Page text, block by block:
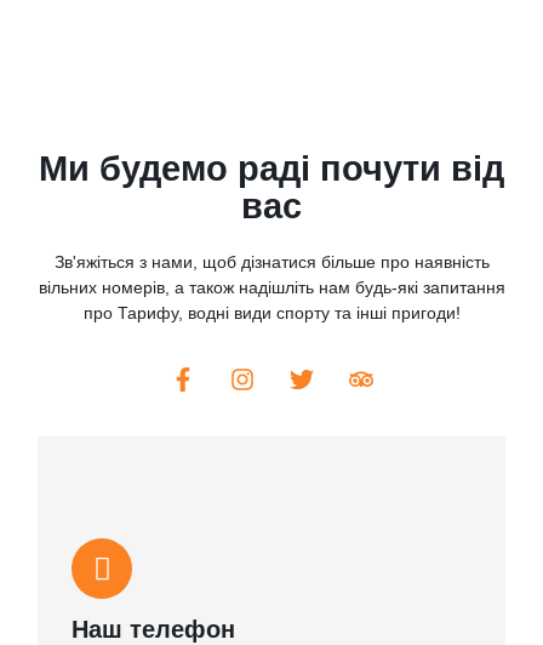
Ми будемо раді почути від
вас
Зв'яжіться з нами, щоб дізнатися більше про наявність
вільних номерів, а також надішліть нам будь-які запитання
про Тарифу, водні види спорту та інші пригоди!
Наш телефон